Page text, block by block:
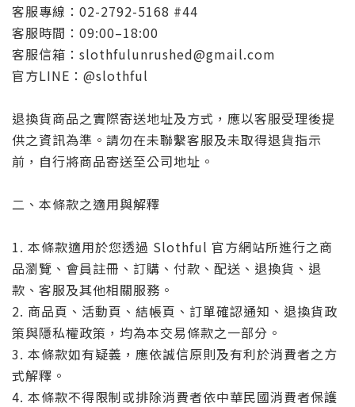
客服專線：02-2792-5168 #44
客服時間：09:00–18:00
客服信箱：slothfulunrushed@gmail.com
官方LINE：@slothful
退換貨商品之實際寄送地址及方式，應以客服受理後提
供之資訊為準。請勿在未聯繫客服及未取得退貨指示
前，自行將商品寄送至公司地址。
二、本條款之適用與解釋
1. 本條款適用於您透過 Slothful 官方網站所進行之商
品瀏覽、會員註冊、訂購、付款、配送、退換貨、退
款、客服及其他相關服務。
2. 商品頁、活動頁、結帳頁、訂單確認通知、退換貨政
策與隱私權政策，均為本交易條款之一部分。
3. 本條款如有疑義，應依誠信原則及有利於消費者之方
式解釋。
4. 本條款不得限制或排除消費者依中華民國消費者保護